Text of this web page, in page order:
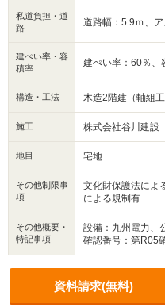
私道負担・道
路
道路幅：5.9ｍ、
建ぺい率・容
積率
建ぺい率：60％、
構造・工法 木造2階建（軸組工
施工 株式会社谷川建設
地目 宅地
その他制限事
項
文化財保護法によ
による規制有
その他概要・
特記事項
設備：九州電力、
確認番号：第R05
資料請求(無料)